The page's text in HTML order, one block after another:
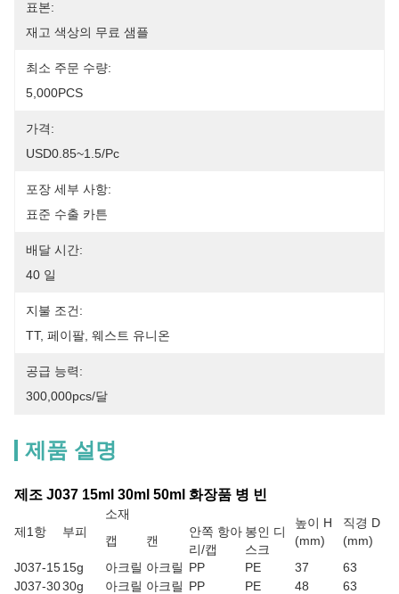
표본:
재고 색상의 무료 샘플
최소 주문 수량:
5,000PCS
가격:
USD0.85~1.5/pc
포장 세부 사항:
표준 수출 카튼
배달 시간:
40 일
지불 조건:
TT, 페이팔, 웨스트 유니온
공급 능력:
300,000pcs/달
제품 설명
제조 J037 15ml 30ml 50ml 화장품 병 빈
제1항 부피
소재
높이 H
(mm)
직경 D
(mm)
캡 캔
안쪽 항아
리/캡
봉인 디
스크
J037-1515g 아크릴 아크릴 PP PE 37
63
J037-3030g 아크릴 아크릴 PP PE 48
63